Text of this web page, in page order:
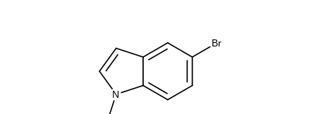
N
Br